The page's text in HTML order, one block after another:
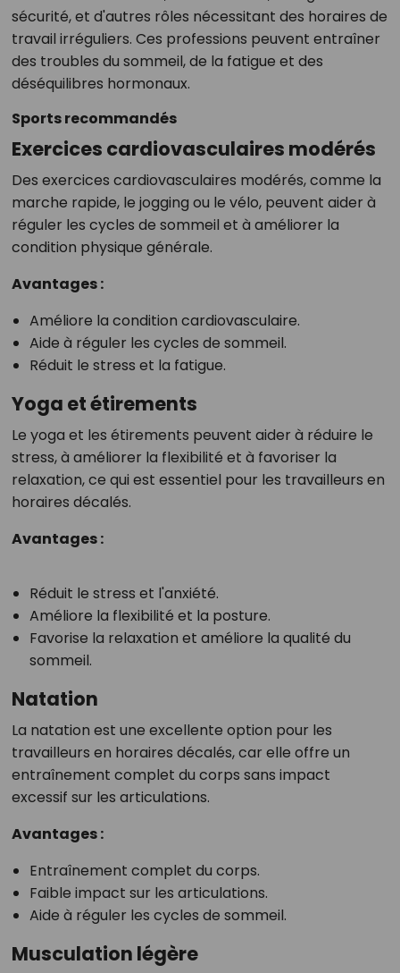
sécurité, et d'autres rôles nécessitant des horaires de
travail irréguliers. Ces professions peuvent entraîner
des troubles du sommeil, de la fatigue et des
déséquilibres hormonaux.
Sports recommandés
Exercices cardiovasculaires modérés
Des exercices cardiovasculaires modérés, comme la
marche rapide, le jogging ou le vélo, peuvent aider à
réguler les cycles de sommeil et à améliorer la
condition physique générale.
Avantages :
Améliore la condition cardiovasculaire.
Aide à réguler les cycles de sommeil.
Réduit le stress et la fatigue.
Yoga et étirements
Le yoga et les étirements peuvent aider à réduire le
stress, à améliorer la flexibilité et à favoriser la
relaxation, ce qui est essentiel pour les travailleurs en
horaires décalés.
Avantages :
Réduit le stress et l'anxiété.
Améliore la flexibilité et la posture.
Favorise la relaxation et améliore la qualité du
sommeil.
Natation
La natation est une excellente option pour les
travailleurs en horaires décalés, car elle offre un
entraînement complet du corps sans impact
excessif sur les articulations.
Avantages :
Entraînement complet du corps.
Faible impact sur les articulations.
Aide à réguler les cycles de sommeil.
Musculation légère